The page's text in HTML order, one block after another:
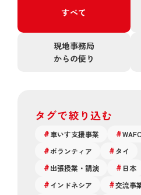
すべて
現地事務局
からの便り
タグで絞り込む
車いす支援事業
ボランティア
タイ
出張授業・講演
日本
インドネシア
交流事